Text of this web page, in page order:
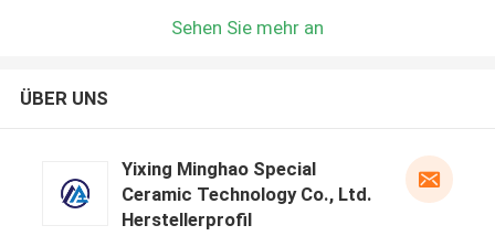
Sehen Sie mehr an
ÜBER UNS
Yixing Minghao Special
Ceramic Technology Co., Ltd.
Herstellerprofil